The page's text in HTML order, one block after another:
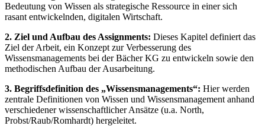
Bedeutung von Wissen als strategische Ressource in einer sich
rasant entwickelnden, digitalen Wirtschaft.
2. Ziel und Aufbau des Assignments: Dieses Kapitel definiert das
Ziel der Arbeit, ein Konzept zur Verbesserung des
Wissensmanagements bei der Bächer KG zu entwickeln sowie den
methodischen Aufbau der Ausarbeitung.
3. Begriffsdefinition des „Wissensmanagements“: Hier werden
zentrale Definitionen von Wissen und Wissensmanagement anhand
verschiedener wissenschaftlicher Ansätze (u.a. North,
Probst/Raub/Romhardt) hergeleitet.